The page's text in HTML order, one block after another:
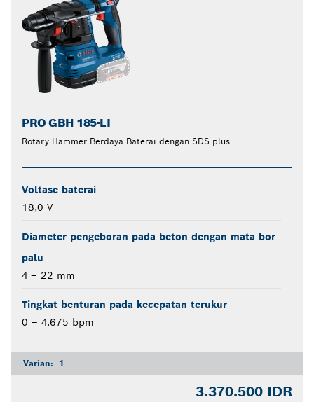
PRO GBH 185-LI
Rotary Hammer Berdaya Baterai dengan SDS plus
Voltase baterai
18,0 V
Diameter pengeboran pada beton dengan mata bor
palu
4 – 22 mm
Tingkat benturan pada kecepatan terukur
0 – 4.675 bpm
Varian: 1
3.370.500 IDR